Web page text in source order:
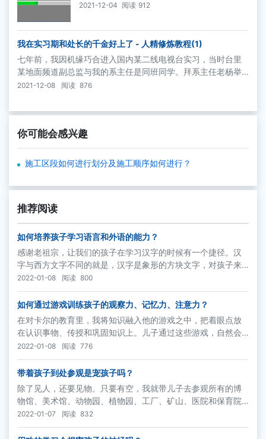
2021-12-04 阅读 912
我在实习期和处长的千金好上了 - 人精修炼教程(1)
七年前，我因机缘巧合进入国内某二线电视台实习，当时台里
某地面频道副总监与我的系主任是同班同学。拜系主任老杨举
荐，我有幸踏进这个圈子。 副总监姓段，当时四十出头，头发
2021-12-08 阅读 876
你可能会感兴趣
施工区段如何进行划分及施工顺序如何进行？
推荐阅读
如何培养孩子学习语言和外语的能力？
感谢老祖宗，让我们的孩子在学习汉字的时候有一个捷径。汉
字与西方文字不同的就是，汉字是象形的方块文字，对孩子来
说，它本身就是一幅生动的图案。
2022-01-08 阅读 800
如何通过游戏训练孩子的观察力、记忆力、注意力？
在对卡尔的教育里，我将知识融入他的游戏之中，把着眼点放
在认识事物、传授和巩固知识上。儿子通过这些游戏，自然会
加深对事物的认识和了解，并且巩固这方面的知识。像“哪儿错
了？”“什么动物吃什么？”等等就属于这种情况。
2022-01-08 阅读 776
带着孩子到处参观是宠孩子吗？
除了见人，还要见物。只要有空，我就带儿子去参观所有的博
物馆、美术馆、动物园、植物园、工厂、矿山、医院和保育院
等，以开阔他的眼界，增加他的见识。在参观前，儿子都要先
阅读大量有关的书籍，有一个大体的了解，然后再通过自己的
2022-01-07 阅读 832